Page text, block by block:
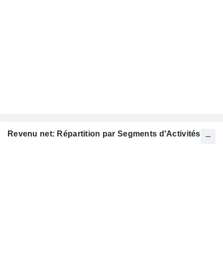
Revenu net: Répartition par Segments d'Activités